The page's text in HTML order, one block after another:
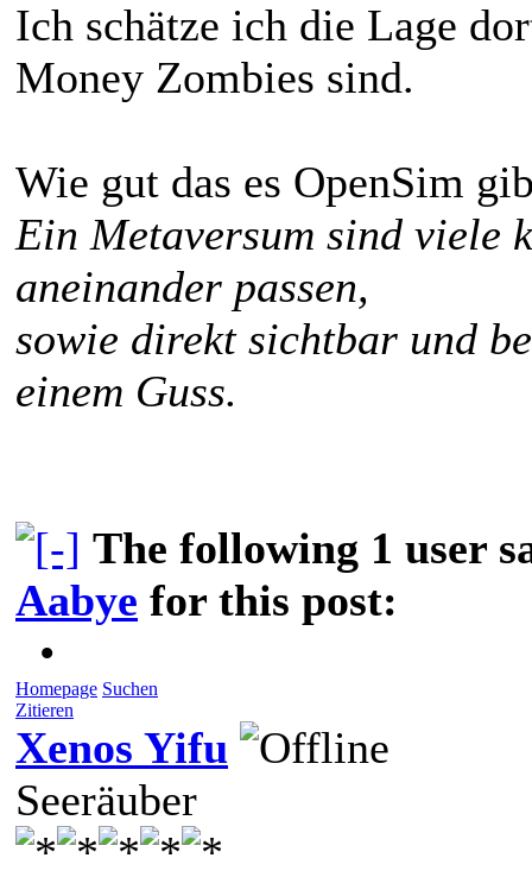
Ich schätze ich die Lage
Money Zombies sind.
Wie gut das es OpenSim
Ein Metaversum sind viele
aneinander passen,
sowie direkt sichtbar und
einem Guss.
The following 1 user
Aabye for this post:
•
Homepage Suchen
Zitieren
Xenos Yifu
Seeräuber